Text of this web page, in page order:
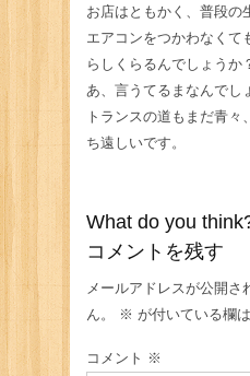
お店はともかく、普段の
エアコンをつかわなくて
らしくらるんでしょうか
あ、言うてるまなんで
トランスの道もまだ青
ち遠しいです。
What do you
コメントを残す
メールアドレスが公開さ
ん。
※ が付いている欄
コメント ※